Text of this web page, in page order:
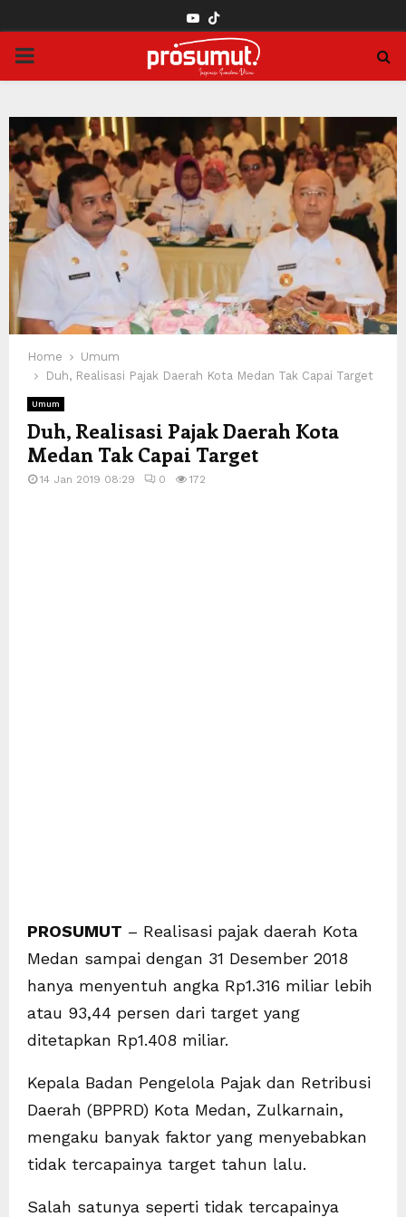
YOUTUBE
PRIMARY
Home
Umum
Duh, Realisasi Pajak Daerah Kota Medan Tak Capai Target
Umum
Duh, Realisasi Pajak Daerah Kota
Medan Tak Capai Target
14 Jan 2019 08:29 0 172
PROSUMUT – Realisasi pajak daerah Kota
Medan sampai dengan 31 Desember 2018
hanya menyentuh angka Rp1.316 miliar lebih
atau 93,44 persen dari target yang
ditetapkan Rp1.408 miliar.
Kepala Badan Pengelola Pajak dan Retribusi
Daerah (BPPRD) Kota Medan, Zulkarnain,
mengaku banyak faktor yang menyebabkan
tidak tercapainya target tahun lalu.
Salah satunya seperti tidak tercapainya